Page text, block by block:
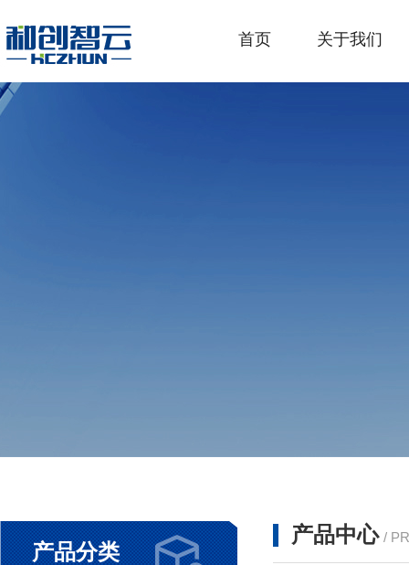
首页 关于我们
产品分类
产品中心 /